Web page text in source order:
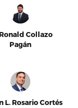
Collazo
Pagán
L. Rosario Cortés